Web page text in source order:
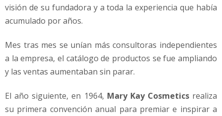
visión de su fundadora y a toda la experiencia que había
acumulado por años.
Mes tras mes se unían más consultoras independientes
a la empresa, el catálogo de productos se fue ampliando
y las ventas aumentaban sin parar.
El año siguiente, en 1964, Mary Kay Cosmeticsrealiza
su primera convención anual para premiar e inspirar a